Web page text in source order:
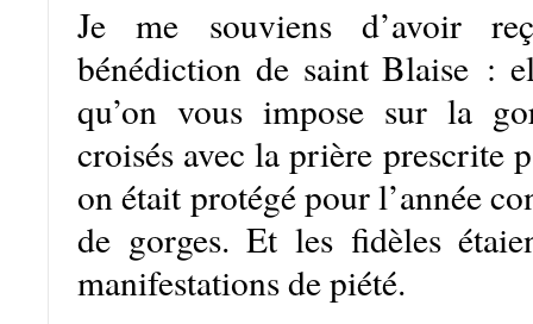
Je me souviens d’avoir
bénédiction de saint Blaise :
qu’on vous impose sur la
croisés avec la prière prescrite
on était protégé pour l’année
de gorges. Et les fidèles
manifestations de piété.